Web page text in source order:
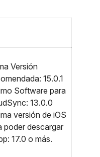
Versión
15.0.1
Software para
13.0.0
versión de iOS
poder descargar
17.0 o más.